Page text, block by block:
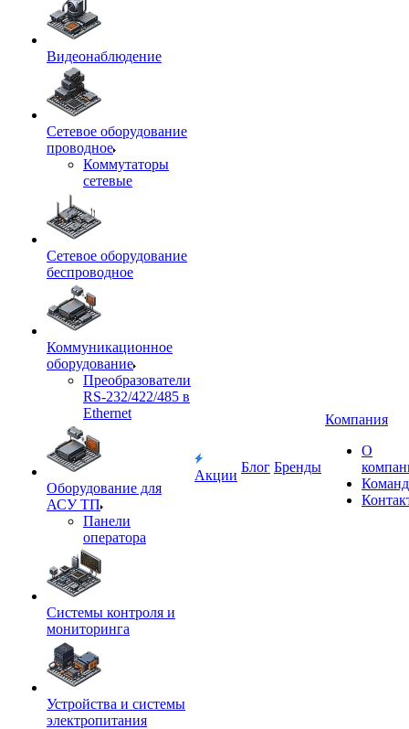
Видеонаблюдение
Сетевое оборудование
проводное
Коммутаторы
сетевые
Сетевое оборудование
беспроводное
Коммуникационное
оборудование
Преобразователи
RS-232/422/485 в
Ethernet
Оборудование для
АСУ ТП
Панели
оператора
Системы контроля и
мониторинга
Устройства и системы
электропитания
Акции
Блог Бренды
Компания
О